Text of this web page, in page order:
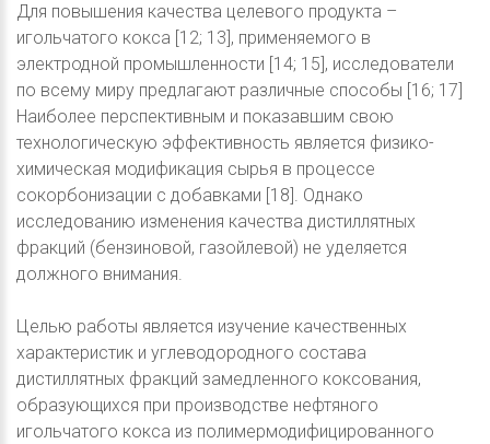
Для повышения качества целевого продукта –
игольчатого кокса [12; 13], применяемого в
электродной промышленности [14; 15], исследователи
по всему миру предлагают различные способы [16; 17]
Наиболее перспективным и показавшим свою
технологическую эффективность является физико-
химическая модификация сырья в процессе
сокорбонизации с добавками [18]. Однако
исследованию изменения качества дистиллятных
фракций (бензиновой, газойлевой) не уделяется
должного внимания.
Целью работы является изучение качественных
характеристик и углеводородного состава
дистиллятных фракций замедленного коксования,
образующихся при производстве нефтяного
игольчатого кокса из полимермодифицированного